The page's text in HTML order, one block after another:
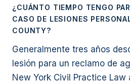
¿CUÁNTO TIEMPO TENGO
CASO DE LESIONES
COUNTY?
Generalmente tres años
lesión para un reclamo de
New York Civil Practice Law